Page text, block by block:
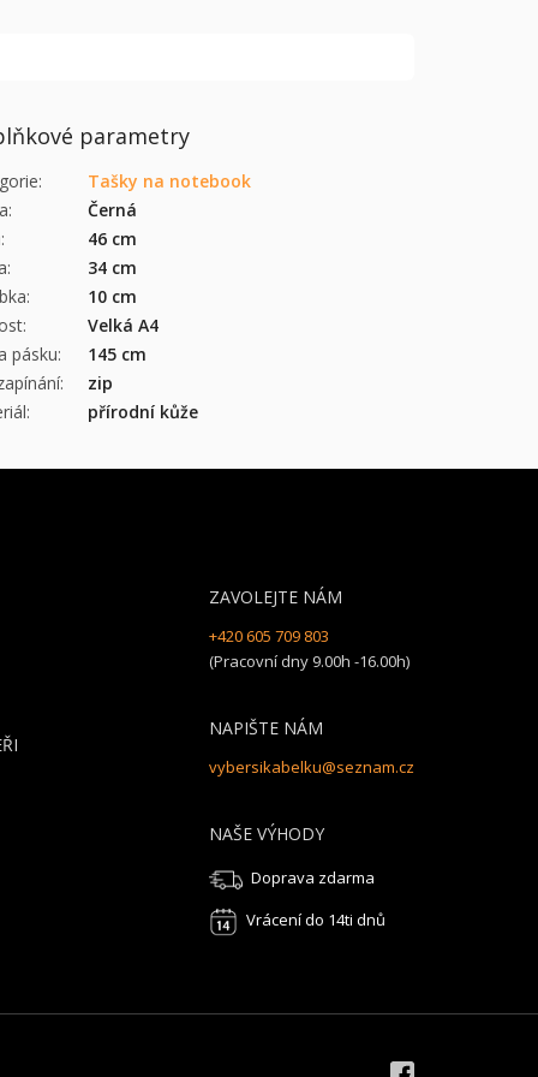
parametry
:
Tašky na notebook
:
Černá
:
46 cm
:
34 cm
:
10 cm
:
Velká A4
pásku:
145 cm
:
zip
: přírodní kůže
ZAVOLEJTE NÁM
+420 605 709 803
(Pracovní dny 9.00h -16.00h)
NAPIŠTE NÁM
vybersikabelku@seznam.cz
NAŠE VÝHODY
Doprava zdarma
Vrácení do 14ti dnů